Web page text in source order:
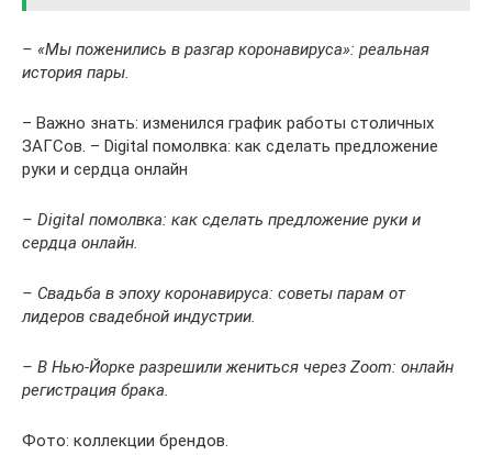
– «Мы поженились в разгар коронавируса»: реальная
история пары.
– Важно знать: изменился график работы столичных
ЗАГСов. – Digital помолвка: как сделать предложение
руки и сердца онлайн
– Digital помолвка: как сделать предложение руки и
сердца онлайн.
– Свадьба в эпоху коронавируса: советы парам от
лидеров свадебной индустрии.
– В Нью-Йорке разрешили жениться через Zoom: онлайн
регистрация брака.
Фото: коллекции брендов.